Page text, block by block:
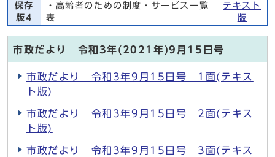
保存
版4
・高齢者のための制度・サービス一覧
表
テキスト
版
市政だより 令和3年(2021年)9月15日号
市政だより 令和3年9月15日号 1面(テキス
ト版)
市政だより 令和3年9月15日号 2面(テキス
ト版)
市政だより 令和3年9月15日号 3面(テキス